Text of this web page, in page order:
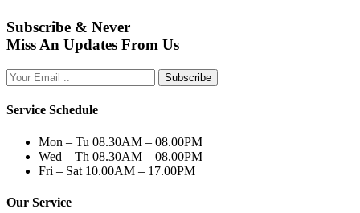
Subscribe & Never
Miss An Updates From Us
Subscribe
Service Schedule
Mon – Tu 08.30AM – 08.00PM
Wed – Th 08.30AM – 08.00PM
Fri – Sat 10.00AM – 17.00PM
Our Service